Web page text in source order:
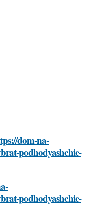
dom-na-
podhodyashchie-
podhodyashchie-